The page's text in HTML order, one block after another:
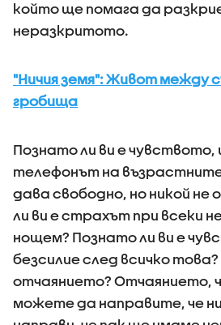
който ще помага да
неразкритото.
"Ничия земя": Живот между
гробища
Познато ли ви е чувството,
телефонът на
дава свободно, но никой не
ли ви е страхът при всеки
нощем? Познато ли ви е
безсилие след всичко
отчаянието? Отчаянието,
можете да направите, че